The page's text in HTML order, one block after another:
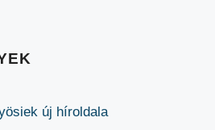
új híroldala